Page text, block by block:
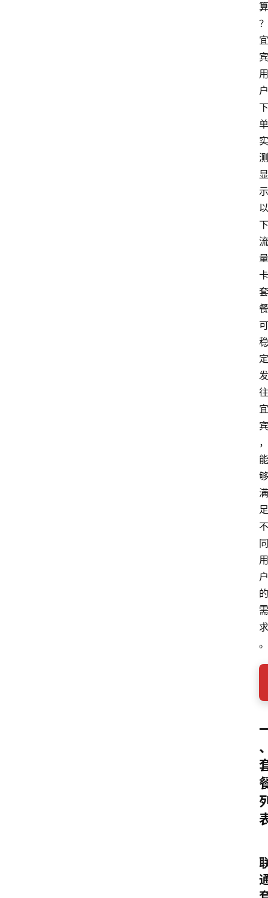
算
？
宜
宾
用
户
下
单
实
测
显
示
以
下
流
量
卡
套
餐
可
稳
定
发
往
宜
宾
，
能
够
满
足
不
同
用
户
的
需
求
。